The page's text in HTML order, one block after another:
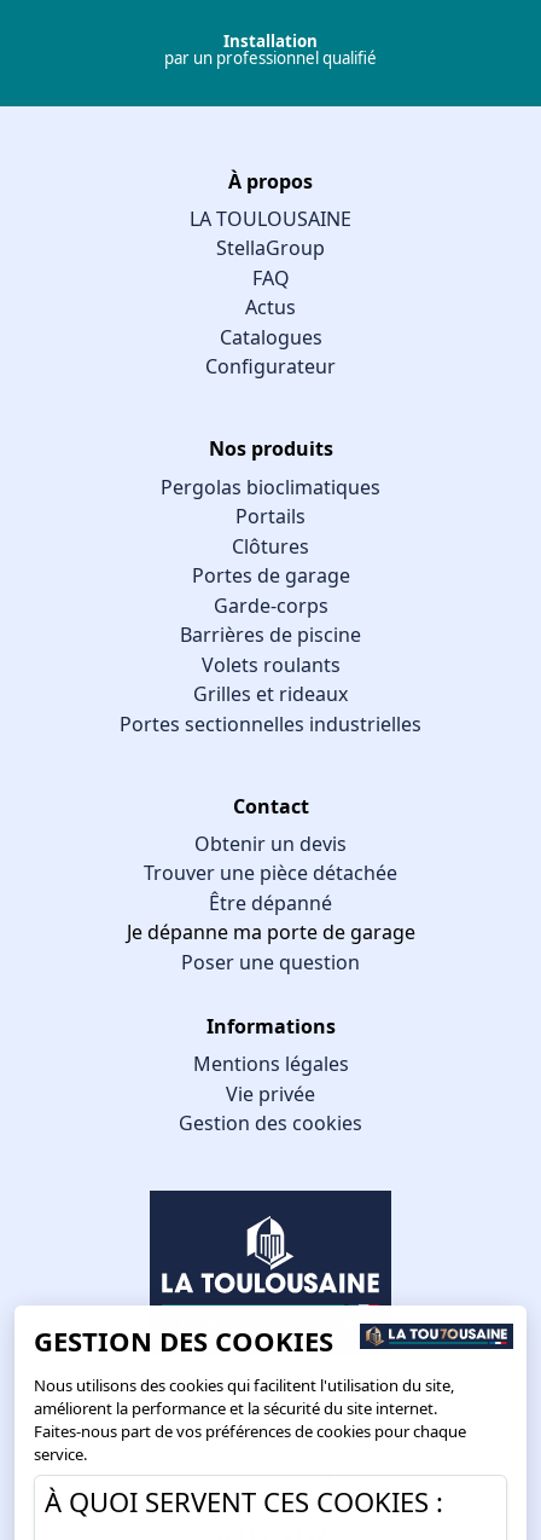
Installation
par un professionnel qualifié
À propos
LA TOULOUSAINE
StellaGroup
FAQ
Actus
Catalogues
Configurateur
Nos produits
Pergolas bioclimatiques
Portails
Clôtures
Portes de garage
Garde-corps
Barrières de piscine
Volets roulants
Grilles et rideaux
Portes sectionnelles industrielles
Contact
Obtenir un devis
Trouver une pièce détachée
Être dépanné
Je dépanne ma porte de garage
Poser une question
Informations
Mentions légales
Vie privée
Gestion des cookies
Route de Toulouse
CS57668 ESCALQUENS
31676 LABÈGE CEDEX
GESTION DES COOKIES
Nous utilisons des cookies qui facilitent l'utilisation du site,
améliorent la performance et la sécurité du site internet.
Faites-nous part de vos préférences de cookies pour chaque
service.
À QUOI SERVENT CES COOKIES :